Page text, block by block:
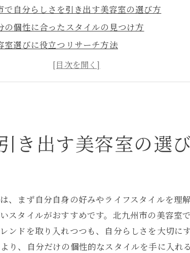
で自分らしさを引き出す美容室の選び方
の個性に合ったスタイルの見つけ方
室選びに役立つリサーチ方法
ンセリングで伝えるべき髪の悩みとは
師との信頼関係を築くポイント
を押さえた北九州市の美容室で理想のスタイル
トレンドを取り入れたヘアスタイル
のヘアスタイルを試すメリット
を取り入れた美容室の選び方
ンドスタイルの維持方法
き出す美容室の選
、まず自分自身の好みやライフスタイルを理
スタイルがおすすめです。北九州市の美容室
ンドを取り入れつつも、自分らしさを大切
り、自分だけの個性的なスタイルを手に入